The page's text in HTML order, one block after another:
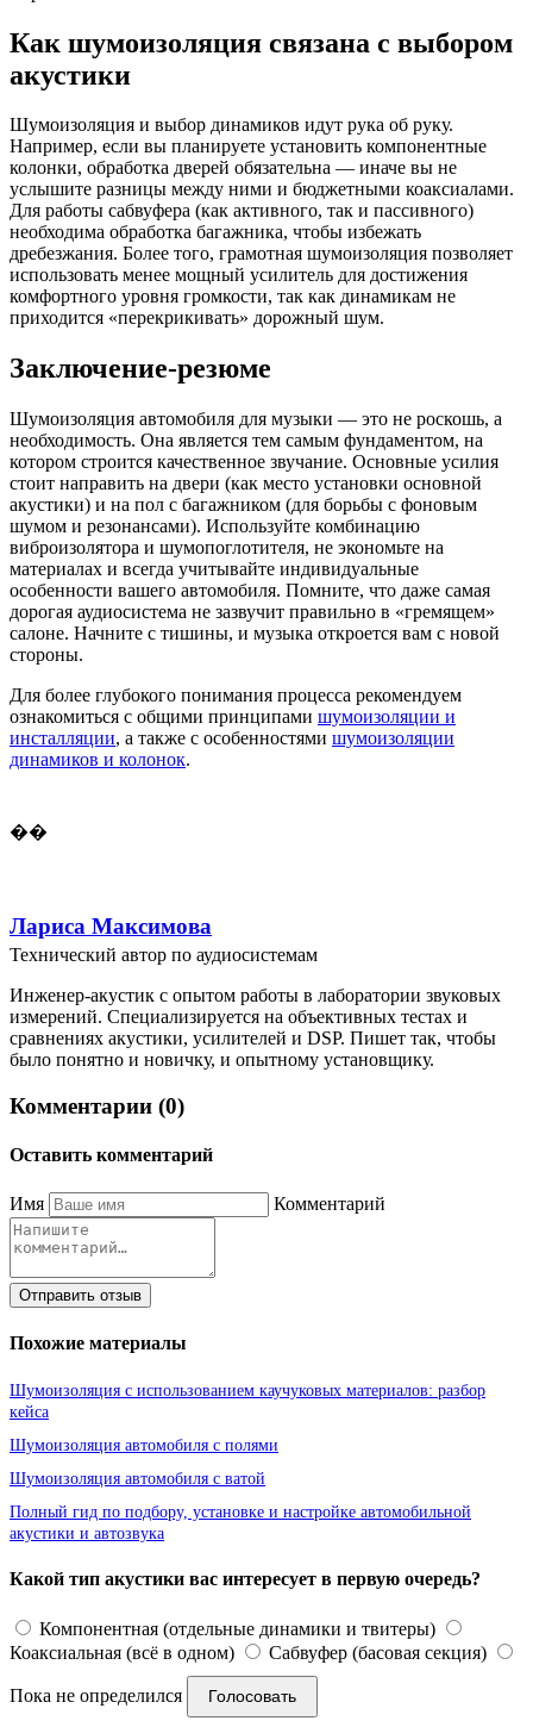
Как шумоизоляция связана с выбором
акустики
Шумоизоляция и выбор динамиков идут рука об руку.
Например, если вы планируете установить компонентные
колонки, обработка дверей обязательна — иначе вы не
услышите разницы между ними и бюджетными коаксиалами.
Для работы сабвуфера (как активного, так и пассивного)
необходима обработка багажника, чтобы избежать
дребезжания. Более того, грамотная шумоизоляция позволяет
использовать менее мощный усилитель для достижения
комфортного уровня громкости, так как динамикам не
приходится «перекрикивать» дорожный шум.
Заключение-резюме
Шумоизоляция автомобиля для музыки — это не роскошь, а
необходимость. Она является тем самым фундаментом, на
котором строится качественное звучание. Основные усилия
стоит направить на двери (как место установки основной
акустики) и на пол с багажником (для борьбы с фоновым
шумом и резонансами). Используйте комбинацию
виброизолятора и шумопоглотителя, не экономьте на
материалах и всегда учитывайте индивидуальные
особенности вашего автомобиля. Помните, что даже самая
дорогая аудиосистема не зазвучит правильно в «гремящем»
салоне. Начните с тишины, и музыка откроется вам с новой
стороны.
Для более глубокого понимания процесса рекомендуем
ознакомиться с общими принципами шумоизоляции и
инсталляции, а также с особенностями шумоизоляции
динамиков и колонок.
��
Лариса Максимова
Технический автор по аудиосистемам
Инженер-акустик с опытом работы в лаборатории звуковых
измерений. Специализируется на объективных тестах и
сравнениях акустики, усилителей и DSP. Пишет так, чтобы
было понятно и новичку, и опытному установщику.
Комментарии (0)
Оставить комментарий
Имя Комментарий
Отправить отзыв
Похожие материалы
Шумоизоляция с использованием каучуковых материалов: разбор
кейса
Шумоизоляция автомобиля с полями
Шумоизоляция автомобиля с ватой
Полный гид по подбору, установке и настройке автомобильной
акустики и автозвука
Какой тип акустики вас интересует в первую очередь?
Компонентная (отдельные динамики и твитеры)
Коаксиальная (всё в одном)
Сабвуфер (басовая секция)
Пока не определился Голосовать